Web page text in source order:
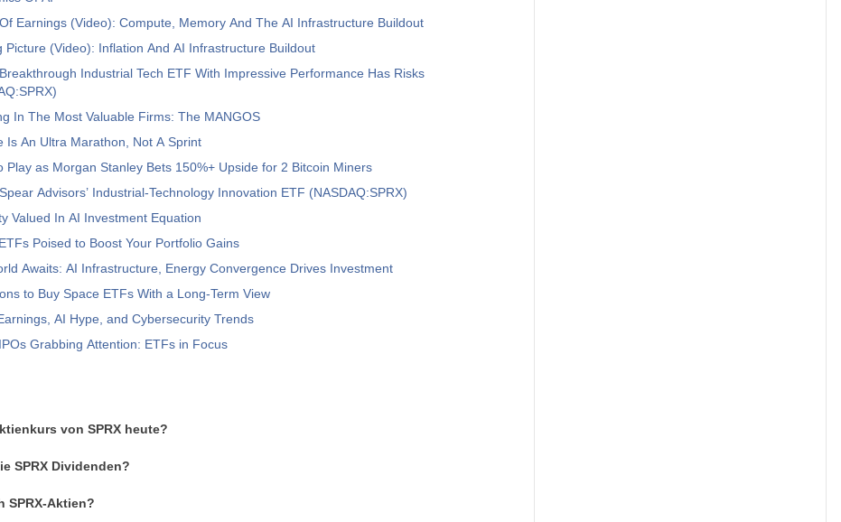
Earnings (Video): Compute, Memory And The AI Infrastructure Buildout
Picture (Video): Inflation And AI Infrastructure Buildout
Industrial Tech ETF With Impressive Performance Has Risks
In The Most Valuable Firms: The MANGOS
Is An Ultra Marathon, Not A Sprint
Play as Morgan Stanley Bets 150%+ Upside for 2 Bitcoin Miners
Advisors’ Industrial-Technology Innovation ETF (NASDAQ:SPRX)
Valued In AI Investment Equation
Poised to Boost Your Portfolio Gains
Awaits: AI Infrastructure, Energy Convergence Drives Investment
to Buy Space ETFs With a Long-Term View
AI Hype, and Cybersecurity Trends
Grabbing Attention: ETFs in Focus
von SPRX heute?
SPRX Dividenden?
SPRX-Aktien?